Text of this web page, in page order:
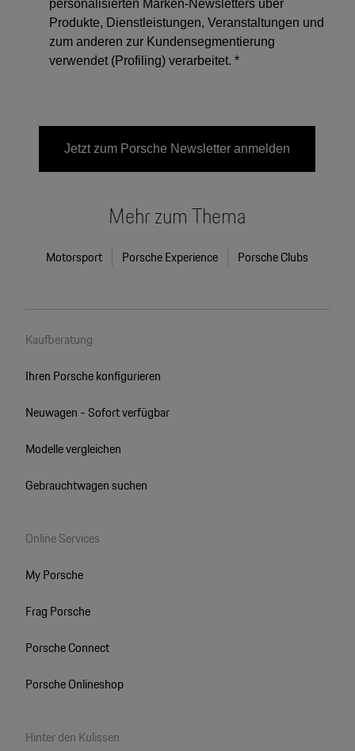
Mehr zum Thema
Motorsport Porsche Experience Porsche Clubs
Kaufberatung
Ihren Porsche konfigurieren
Neuwagen - Sofort verfügbar
Modelle vergleichen
Gebrauchtwagen suchen
Online Services
My Porsche
Frag Porsche
Porsche Connect
Porsche Onlineshop
Hinter den Kulissen